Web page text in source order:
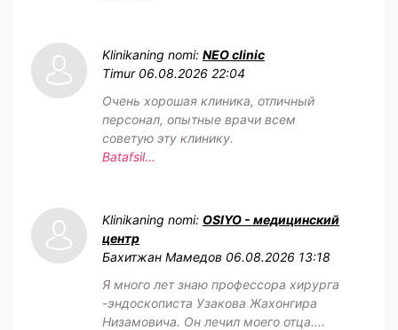
Klinikaning nomi: NEO clinic
Timur 06.08.2026 22:04
Очень хорошая клиника, отличный
персонал, опытные врачи всем
советую эту клинику.
Batafsil...
Klinikaning nomi: OSIYO - медицинский
центр
Бахитжан Мамедов 06.08.2026 13:18
Я много лет знаю профессора хирурга
-эндоскописта Узакова Жахонгира
Низамовича. Он лечил моего отца....